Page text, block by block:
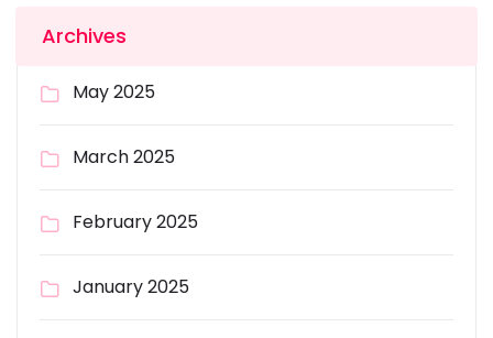
Archives
May 2025
March 2025
February 2025
January 2025